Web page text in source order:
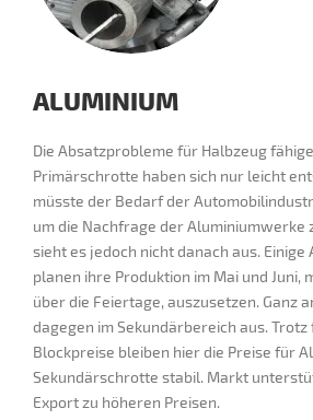
ALUMINIUM
Die Absatzprobleme für Halbzeug
Primärschrotte haben sich nur leicht
müsste der Bedarf der
um die Nachfrage der Aluminiumwerke
sieht es jedoch nicht danach aus.
planen ihre Produktion im Mai und Juni,
über die Feiertage, auszusetzen. Ganz
dagegen im Sekundärbereich aus.
Blockpreise bleiben hier die Preise für
Sekundärschrotte stabil. Markt
Export zu höheren Preisen.